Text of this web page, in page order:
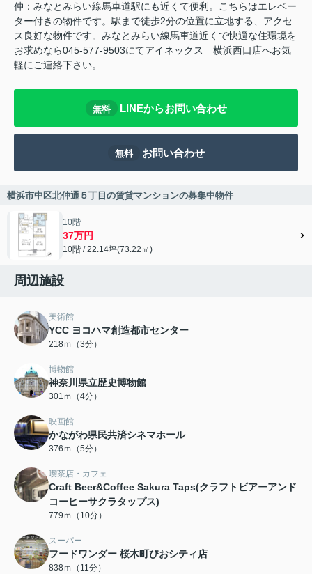
仲：みなとみらい線馬車道駅にも近くて便利。こちらはエレベー
ター付きの物件です。駅まで徒歩2分の位置に立地する、アクセ
ス良好な物件です。みなとみらい線馬車道近くで快適な住環境を
お求めなら045-577-9503にてアイネックス 横浜西口店へお気
軽にご連絡下さい。
無料 LINEからお問い合わせ
無料 お問い合わせ
横浜市中区北仲通５丁目の賃貸マンションの募集中物件
10階
37万円
10階 / 22.14坪(73.22㎡)
周辺施設
美術館
YCC ヨコハマ創造都市センター
218ｍ（3分）
博物館
神奈川県立歴史博物館
301ｍ（4分）
映画館
かながわ県民共済シネマホール
376ｍ（5分）
喫茶店・カフェ
Craft Beer&Coffee Sakura Taps(クラフトビアーアンド
コーヒーサクラタップス)
779ｍ（10分）
スーパー
フードワンダー 桜木町ぴおシティ店
838ｍ（11分）